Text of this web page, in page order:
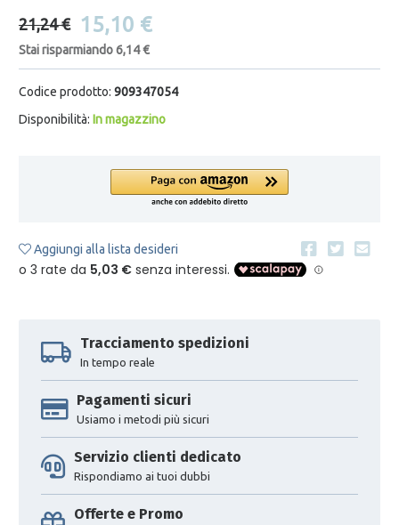
21,24 € 15,10 €
Stai risparmiando 6,14 €
Codice prodotto: 909347054
Disponibilità: In magazzino
Aggiungi alla lista desideri
Tracciamento spedizioni
In tempo reale
Pagamenti sicuri
Usiamo i metodi più sicuri
Servizio clienti dedicato
Rispondiamo ai tuoi dubbi
Offerte e Promo